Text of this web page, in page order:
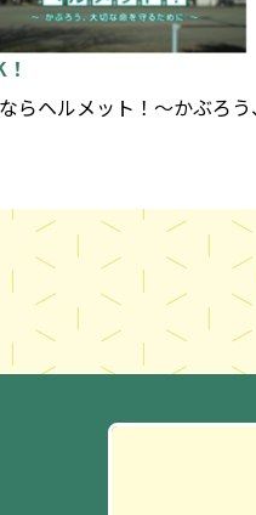
らヘルメット！～かぶろ